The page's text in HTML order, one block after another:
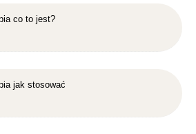
co to jest?
jak stosować